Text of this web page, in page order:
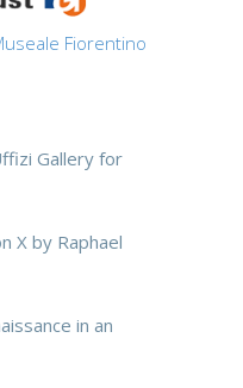
Fiorentino
Gallery for
X by Raphael
in an